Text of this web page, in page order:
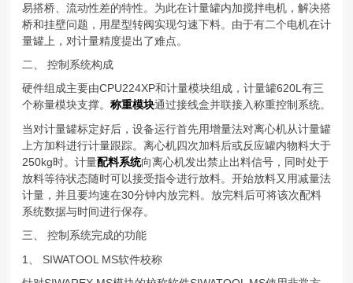
易搭桥、流动性差的特性。为此在计量罐内加搅拌电机，解决搭
桥和挂壁问题，用星型转阀实现匀速下料。由于有二个电机在计
量罐上，对计量精度提出了难点。
二、 控制系统构成
硬件组成主要由CPU224XP和计量模块组成，计量罐620L有三
个称量模块支撑。 称重模块通过接线盒并联接入称重控制系统。
当对计量罐标定好后，设备运行首先用增量法对离心机从计量罐
上方加料进行计量跟踪。离心机四次加料后或反应罐内物料大于
250kg时。计量配料系统向离心机发出禁止出料信号，同时处于
放料等待状态随时可以接受指令进行放料。开始放料又用减量法
计量，并且要均速在30分钟内放完料。放完料后可将该次配料
系统数据与时间进行保存。
三、 控制系统完成的功能
1、 SIWATOOL MS软件校称